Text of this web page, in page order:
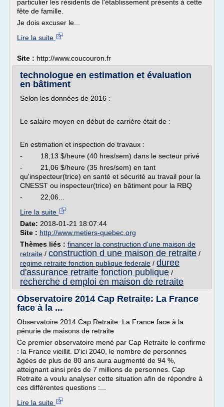
particulier les résidents de l'établissement présents à cette
fête de famille.
Je dois excuser le...
Lire la suite
Site : http://www.coucouron.fr
technologue en estimation et évaluation
en bâtiment
Selon les données de 2016 :
Le salaire moyen en début de carrière était de :
En estimation et inspection de travaux :
- 18,13 $/heure (40 hres/sem) dans le secteur privé
- 21,06 $/heure (35 hres/sem) en tant
qu'inspecteur(trice) en santé et sécurité au travail pour la
CNESST ou inspecteur(trice) en bâtiment pour la RBQ
- 22,06...
Lire la suite
Date: 2018-01-21 18:07:44
Site : http://www.metiers-quebec.org
Thèmes liés : financer la construction d'une maison de
retraite / construction d une maison de retraite /
regime retraite fonction publique federale / duree
d'assurance retraite fonction publique /
recherche d emploi en maison de retraite
Observatoire 2014 Cap Retraite: La France
face à la ...
Observatoire 2014 Cap Retraite: La France face à la
pénurie de maisons de retraite
Ce premier observatoire mené par Cap Retraite le confirme
: la France vieillit. D'ici 2040, le nombre de personnes
âgées de plus de 80 ans aura augmenté de 94 %,
atteignant ainsi près de 7 millions de personnes. Cap
Retraite a voulu analyser cette situation afin de répondre à
ces différentes questions :...
Lire la suite